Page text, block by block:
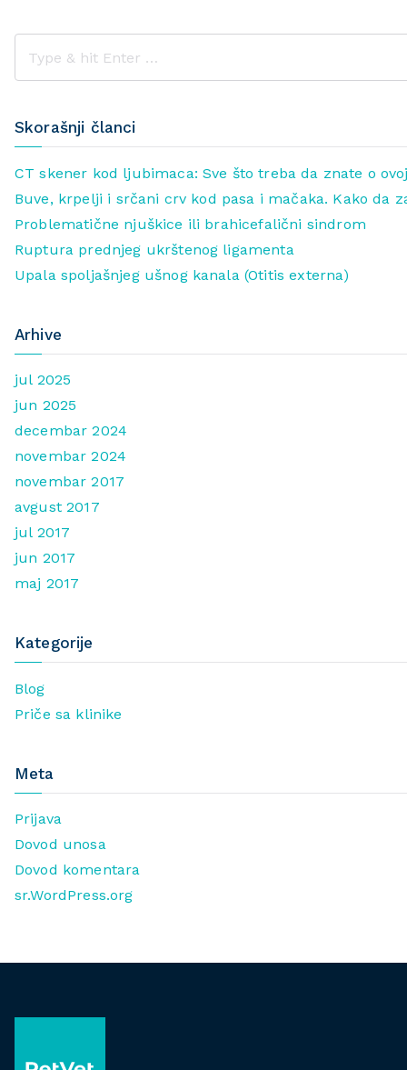
Skorašnji članci
CT skener kod ljubimaca: Sve što treba da znate o
Buve, krpelji i srčani crv kod pasa i mačaka. Kako da
Problematične njuškice ili brahicefalični sindrom
Ruptura prednjeg ukrštenog ligamenta
Upala spoljašnjeg ušnog kanala (Otitis externa)
Arhive
jul 2025
jun 2025
decembar 2024
novembar 2024
novembar 2017
avgust 2017
jul 2017
jun 2017
maj 2017
Kategorije
Blog
Priče sa klinike
Meta
Prijava
Dovod unosa
Dovod komentara
sr.WordPress.org